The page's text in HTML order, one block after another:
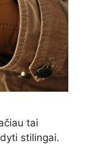
tai
stilingai.